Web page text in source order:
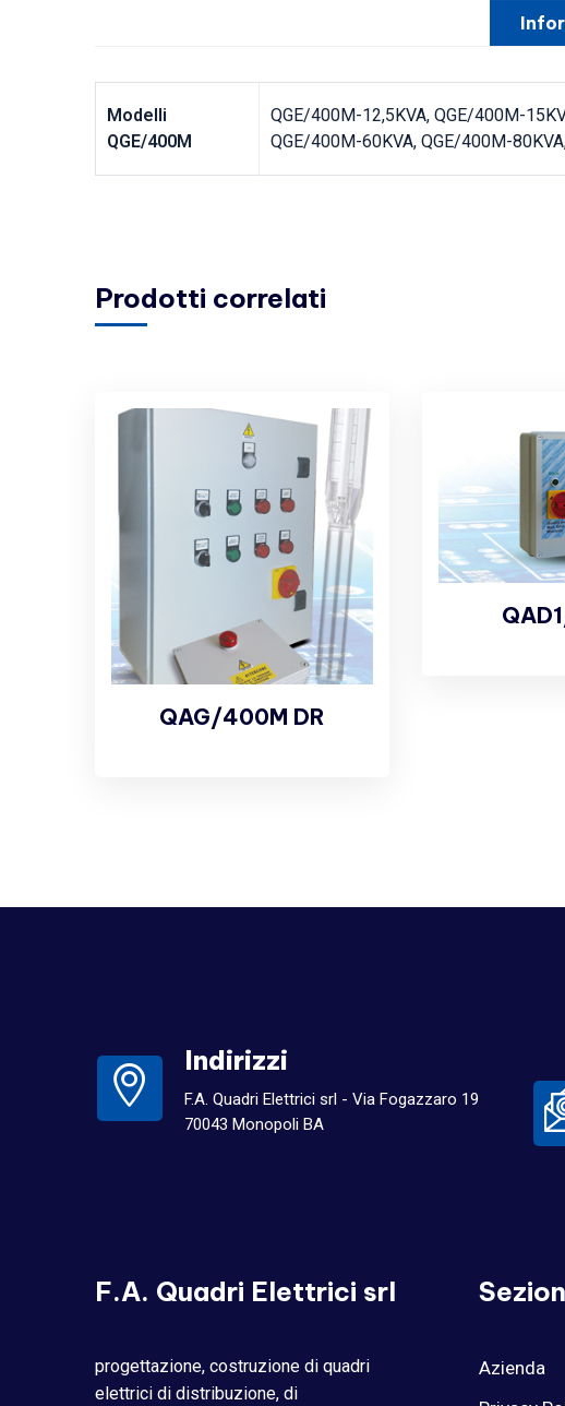
Modelli
QGE/400M
QGE/400M-12,5KVA, QGE/400M-
QGE/400M-60KVA, QGE/400M-
Prodotti correlati
QAG/400M DR
Indirizzi
F.A. Quadri Elettrici srl - Via Fogazzaro 19
70043 Monopoli BA
F.A. Quadri Elettrici srl
progettazione, costruzione di quadri
elettrici di distribuzione, di
Azienda